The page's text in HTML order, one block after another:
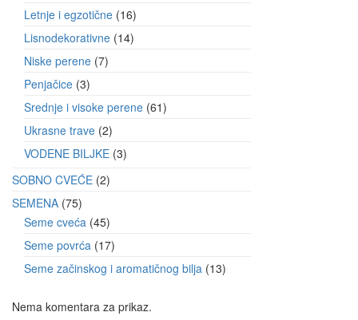
Letnje i egzotične 16
Lisnodekorativne 14
Niske perene 7
Penjačice 3
Srednje i visoke perene 61
Ukrasne trave 2
VODENE BILJKE 3
SOBNO CVEĆE 2
SEMENA 75
Seme cveća 45
Seme povrća 17
Seme začinskog i aromatičnog bilja 13
Nema komentara za prikaz.